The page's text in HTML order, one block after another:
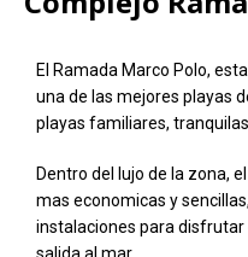
El Ramada Marco Polo,
una de las mejores playas
playas familiares,
Dentro del lujo de la zona,
mas economicas y
instalaciones para